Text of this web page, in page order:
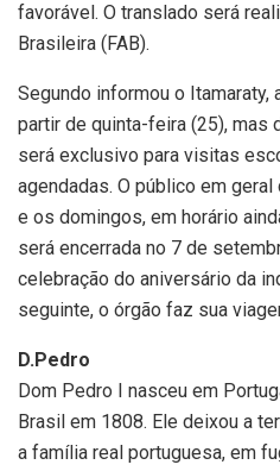
favorável. O translado será
Brasileira (FAB).
Segundo informou o Itamaraty,
partir de quinta-feira (25), mas
será exclusivo para visitas
agendadas. O público em
e os domingos, em horário
será encerrada no 7 de
celebração do aniversário da
seguinte, o órgão faz sua
D.Pedro
Dom Pedro I nasceu em
Brasil em 1808. Ele deixou a
a família real portuguesa, em